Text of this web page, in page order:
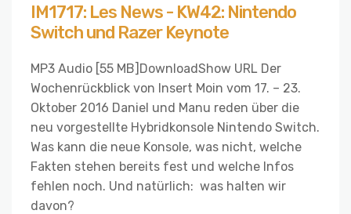
IM1717: Les News - KW42: Nintendo
Switch und Razer Keynote
MP3 Audio [55 MB]DownloadShow URL Der
Wochenrückblick von Insert Moin vom 17. – 23.
Oktober 2016 Daniel und Manu reden über die
neu vorgestellte Hybridkonsole Nintendo Switch.
Was kann die neue Konsole, was nicht, welche
Fakten stehen bereits fest und welche Infos
fehlen noch. Und natürlich: was halten wir
davon?